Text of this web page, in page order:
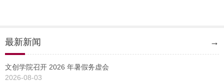
最新新闻 →
文创学院召开 2026 年暑假务虚会
2026-08-03